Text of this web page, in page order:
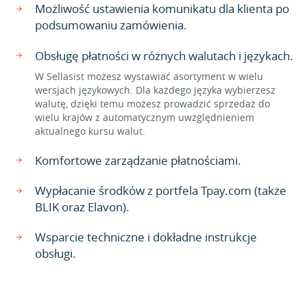
Możliwość ustawienia komunikatu dla klienta po
podsumowaniu zamówienia.
Obsługę płatności w różnych walutach i językach.
W Sellasist możesz wystawiać asortyment w wielu
wersjach językowych. Dla każdego języka wybierzesz
walutę, dzięki temu możesz prowadzić sprzedaż do
wielu krajów z automatycznym uwzględnieniem
aktualnego kursu walut.
Komfortowe zarządzanie płatnościami.
Wypłacanie środków z portfela Tpay.com (także
BLIK oraz Elavon).
Wsparcie techniczne i dokładne instrukcje
obsługi.